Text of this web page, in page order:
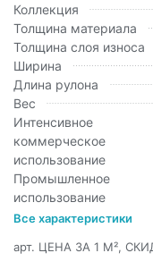
Коллекция
Толщина материала
Толщина слоя износа
Ширина
Длина рулона
Вес
Интенсивное
коммерческое
использование
Промышленное
использование
Все характеристики
арт. ЦЕНА ЗА 1 М²,